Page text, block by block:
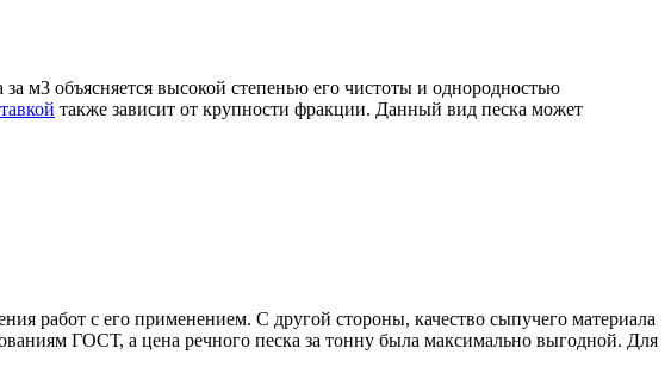
м3 объясняется высокой степенью его чистоты и однородностью
также зависит от крупности фракции. Данный вид песка может
работ с его применением. С другой стороны, качество сыпучего материала
ГОСТ, а цена речного песка за тонну была максимально выгодной. Для